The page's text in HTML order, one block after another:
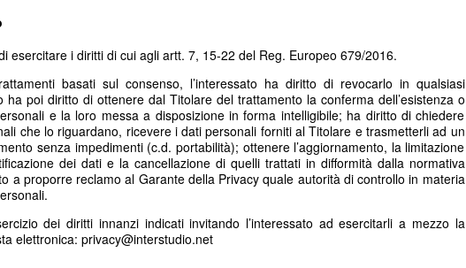
esercitare i diritti di cui agli artt. 7, 15-22 del Reg. Europeo 679/2016.
basati sul consenso, l’interessato ha diritto di revocarlo in qualsiasi
ha poi diritto di ottenere dal Titolare del trattamento la conferma dell’esistenza o
e la loro messa a disposizione in forma intelligibile; ha diritto di chiedere
che lo riguardano, ricevere i dati personali forniti al Titolare e trasmetterli ad un
senza impedimenti (c.d. portabilità); ottenere l’aggiornamento, la limitazione
dei dati e la cancellazione di quelli trattati in difformità dalla normativa
a proporre reclamo al Garante della Privacy quale autorità di controllo in materia
dei diritti innanzi indicati invitando l’interessato ad esercitarli a mezzo la
elettronica: privacy@interstudio.net